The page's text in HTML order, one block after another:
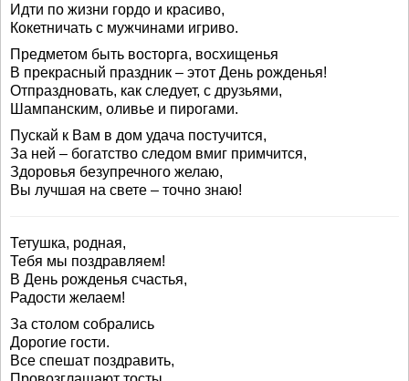
Идти по жизни гордо и красиво,
Кокетничать с мужчинами игриво.
Предметом быть восторга, восхищенья
В прекрасный праздник – этот День рожденья!
Отпраздновать, как следует, с друзьями,
Шампанским, оливье и пирогами.
Пускай к Вам в дом удача постучится,
За ней – богатство следом вмиг примчится,
Здоровья безупречного желаю,
Вы лучшая на свете – точно знаю!
Тетушка, родная,
Тебя мы поздравляем!
В День рожденья счастья,
Радости желаем!
За столом собрались
Дорогие гости.
Все спешат поздравить,